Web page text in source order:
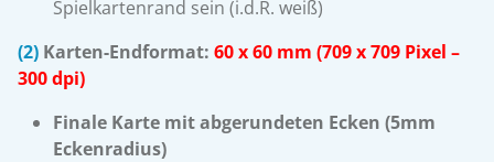
Spielkartenrand sein (i.d.R. weiß)
(2) Karten-Endformat: 60 x 60 mm (709 x 709 Pixel –
300 dpi)
Finale Karte mit abgerundeten Ecken (5mm
Eckenradius)